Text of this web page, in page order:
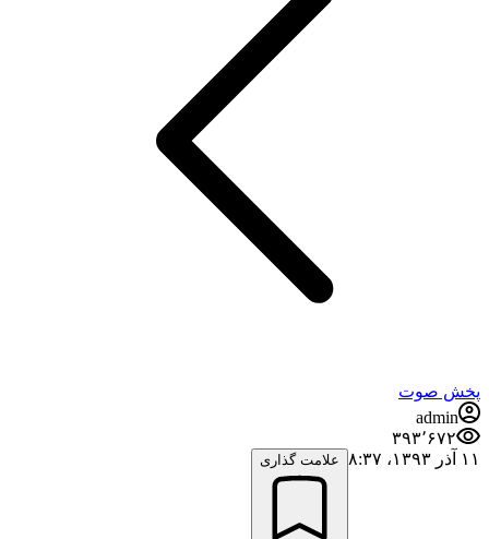
پخش صوت
admin
۳۹۳٬۶۷۲
۱۱ آذر ۱۳۹۳،‏ ۸:۳۷
علامت گذاری